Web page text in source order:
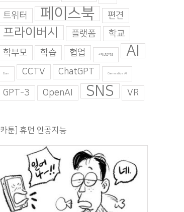
트위터 페이스북 편견
프라이버시 플랫폼
학교
학부모
학습 협업 4차산업혁명 AI
Burn CCTV ChatGPT Generative AI
GPT-3 OpenAI SNS VR
[카툰] 휴먼 인공지능